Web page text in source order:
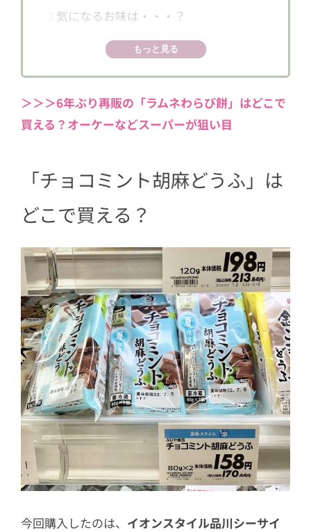
気になるお味は・・・？
クッキーに挟んだらどうなる？
もっと見る
＞＞＞6年ぶり再販の「ラムネわらび餅」はどこで
買える？オーケーなどスーパーが狙い目
「チョコミント胡麻どうふ」は
どこで買える？
今回購入したのは、 イオンスタイル品川シーサイ